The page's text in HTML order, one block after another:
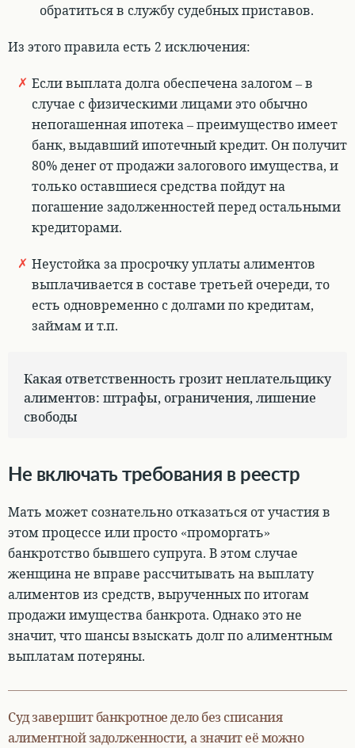
обратиться в службу судебных приставов.
Из этого правила есть 2 исключения:
Если выплата долга обеспечена залогом– в
случае с физическими лицами это обычно
непогашенная ипотека –преимущество имеет
банк, выдавший ипотечный кредит. Он получит
80% денег от продажи залогового имущества, и
только оставшиеся средства пойдут на
погашение задолженностей перед остальными
кредиторами.
Неустойка за просрочку уплаты алиментов
выплачивается в составе третьей очереди, то
есть одновременно с долгами по кредитам,
займам и т.п.
Какая ответственность грозит неплательщику
алиментов: штрафы, ограничения, лишение
свободы
Не включать требования в реестр
Мать может сознательно отказаться от участия в
этом процессе или просто «проморгать»
банкротство бывшего супруга. Вэтом случае
женщина не вправе рассчитывать на выплату
алиментов из средств, вырученных по итогам
продажи имущества банкрота. Однако это не
значит, что шансы взыскать долг по алиментным
выплатам потеряны.
Суд завершит банкротное дело без списания
алиментной задолженности, а значит её можно